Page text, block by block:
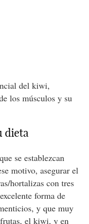
del kiwi,
los músculos y su
dieta
se establezcan
motivo, asegurar el
hortalizas con tres
forma de
y que muy
el kiwi, y en